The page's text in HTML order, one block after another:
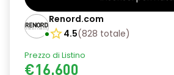
Renord.com
4.5(828 totale)
Prezzo di Listino
€16.600